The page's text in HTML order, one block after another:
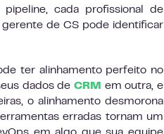
cada profissional de
de CS pode identificar
ter alinhamento perfeito no
dados deCRM
em outra, e
o alinhamento desmorona
erradas tornam um